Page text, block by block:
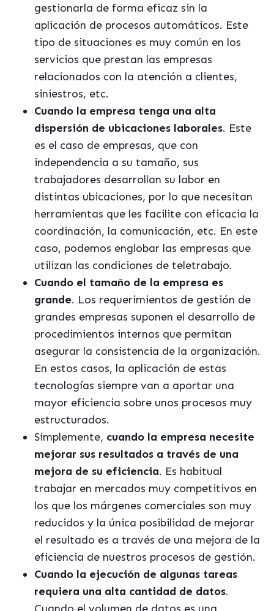
gestionarla de forma eficaz sin la
aplicación de procesos automáticos. Este
tipo de situaciones es muy común en los
servicios que prestan las empresas
relacionados con la atención a clientes,
siniestros, etc.
Cuando la empresa tenga una alta
dispersión de ubicaciones laborales. Este
es el caso de empresas, que con
independencia a su tamaño, sus
trabajadores desarrollan su labor en
distintas ubicaciones, por lo que necesitan
herramientas que les facilite con eficacia la
coordinación, la comunicación, etc. En este
caso, podemos englobar las empresas que
utilizan las condiciones de teletrabajo.
Cuando el tamaño de la empresa es
grande. Los requerimientos de gestión de
grandes empresas suponen el desarrollo de
procedimientos internos que permitan
asegurar la consistencia de la organización.
En estos casos, la aplicación de estas
tecnologías siempre van a aportar una
mayor eficiencia sobre unos procesos muy
estructurados.
Simplemente, cuando la empresa necesite
mejorar sus resultados a través de una
mejora de su eficiencia. Es habitual
trabajar en mercados muy competitivos en
los que los márgenes comerciales son muy
reducidos y la única posibilidad de mejorar
el resultado es a través de una mejora de la
eficiencia de nuestros procesos de gestión.
Cuando la ejecución de algunas tareas
requiera una alta cantidad de datos.